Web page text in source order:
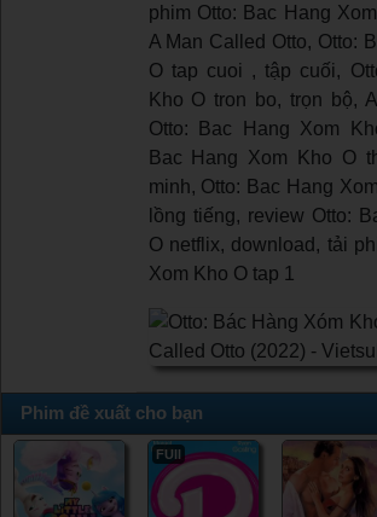
phim Otto: Bac Hang
A Man Called Otto, Otto:
O tap cuoi , tập cuối,
Kho O tron bo, trọn bộ,
Otto: Bac Hang Xom
Bac Hang Xom Kho O
minh, Otto: Bac Hang
lồng tiếng, review Otto:
O netflix, download, tải
Xom Kho O tap 1
Phim đề xuất cho bạn
FUll